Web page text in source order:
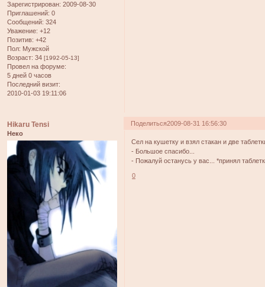
Зарегистрирован: 2009-08-30
Приглашений: 0
Сообщений: 324
Уважение: +12
Позитив: +42
Пол: Мужской
Возраст: 34 [1992-05-13]
Провел на форуме:
5 дней 0 часов
Последний визит:
2010-01-03 19:11:06
Поделиться2009-08-31 16:56:30
Hikaru Tensi
Неко
Cел на кушетку и взял стакан и две
- Большое спасибо...
- Пожалуй останусь у вас... *принял
0